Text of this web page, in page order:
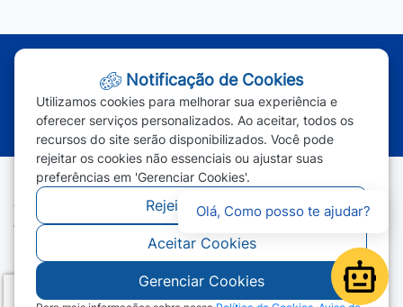
Atendimento - Segunda à Sexta | Das 7h às 11h e das 13h às 17h
(65) 3387-2800 | (65) 3387-2801
(65) 99963-1219
Todos os direitos reservados - Prefeitura Municipal de Campos
de Júlio - 2026
Notificação de Cookies
Utilizamos cookies para melhorar sua experiência e
oferecer serviços personalizados. Ao aceitar, todos os
recursos do site serão disponibilizados. Você pode
rejeitar os cookies não essenciais ou ajustar suas
preferências em 'Gerenciar Cookies'.
Rejeitar Cookies
Aceitar Cookies
Gerenciar Cookies
Olá, Como posso te ajudar?